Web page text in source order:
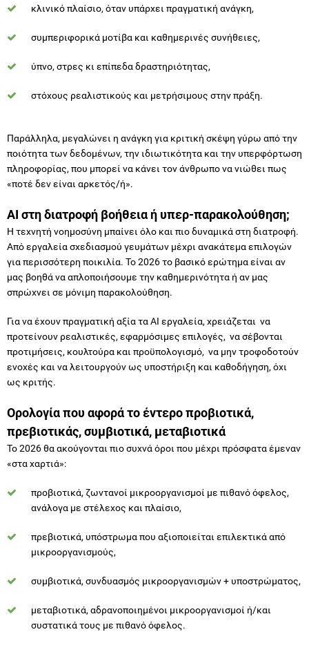
Παράλληλα, μεγαλώνει η ανάγκη για κριτική σκέψη γύρω από την
«ποτέ δεν είναι αρκετός/ή».
AI στη διατροφή βοήθεια ή υπερ-παρακολούθηση;
Η τεχνητή νοημοσύνη μπαίνει όλο και πιο δυναμικά στη διατροφή.
για περισσότερη ποικιλία. Το 2026 το βασικό ερώτημα είναι αν
μας βοηθά να απλοποιήσουμε την καθημερινότητα ή αν μας
σπρώχνει σε μόνιμη παρακολούθηση.
Για να έχουν πραγματική αξία τα AI εργαλεία, χρειάζεται να
προτείνουν ρεαλιστικές, εφαρμόσιμες επιλογές, να σέβονται
ενοχές και να λειτουργούν ως υποστήριξη και καθοδήγηση, όχι
ως κριτής.
Ορολογία που αφορά το έντερο προβιοτικά,
πρεβιοτικάς, συμβιοτικά, μεταβιοτικά
Το 2026 θα ακούγονται πιο συχνά όροι που μέχρι πρόσφατα έμεναν
«στα χαρτιά»:
προβιοτικά, ζωντανοί μικροοργανισμοί με πιθανό όφελος,
ανάλογα με στέλεχος και πλαίσιο,
πρεβιοτικά, υπόστρωμα που αξιοποιείται επιλεκτικά από
μικροοργανισμούς,
συμβιοτικά, συνδυασμός μικροοργανισμών + υποστρώματος,
συστατικά τους με πιθανό όφελος.